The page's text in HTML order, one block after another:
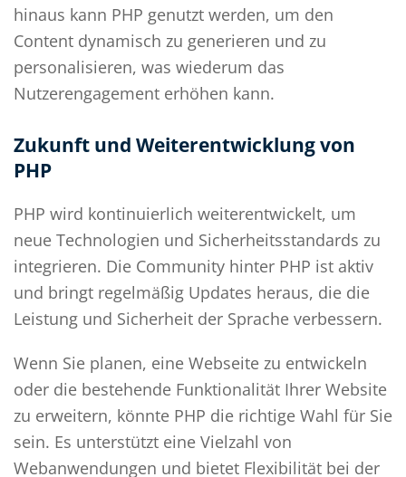
hinaus kann PHP genutzt werden, um den
Content dynamisch zu generieren und zu
personalisieren, was wiederum das
Nutzerengagement erhöhen kann.
Zukunft und Weiterentwicklung von
PHP
PHP wird kontinuierlich weiterentwickelt, um
neue Technologien und Sicherheitsstandards zu
integrieren. Die Community hinter PHP ist aktiv
und bringt regelmäßig Updates heraus, die die
Leistung und Sicherheit der Sprache verbessern.
Wenn Sie planen, eine Webseite zu entwickeln
oder die bestehende Funktionalität Ihrer Website
zu erweitern, könnte PHP die richtige Wahl für Sie
sein. Es unterstützt eine Vielzahl von
Webanwendungen und bietet Flexibilität bei der